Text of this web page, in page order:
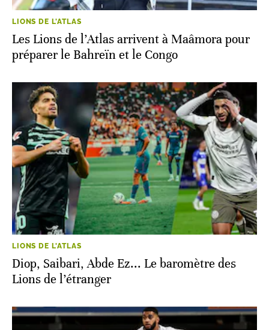
LIONS DE L'ATLAS
Les Lions de l’Atlas arrivent à Maâmora pour
préparer le Bahreïn et le Congo
LIONS DE L'ATLAS
Diop, Saibari, Abde Ez... Le baromètre des
Lions de l’étranger